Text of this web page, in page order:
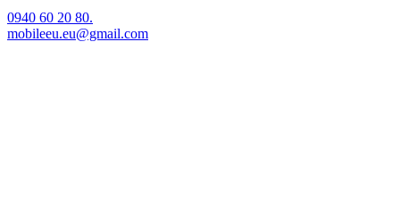
0940 60 20 80.
mobileeu.eu@gmail.com